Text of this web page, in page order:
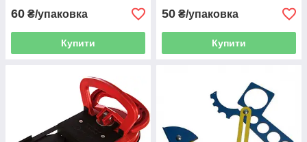
60 ₴/упаковка
Купити
50 ₴/упаковка
Купити